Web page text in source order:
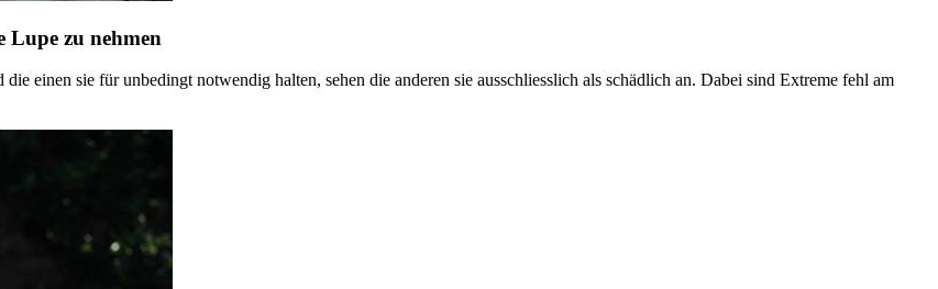
Lupe zu nehmen
einen sie für unbedingt notwendig halten, sehen die anderen sie ausschliesslich als schädlich an. Dabei sind Extreme fehl am